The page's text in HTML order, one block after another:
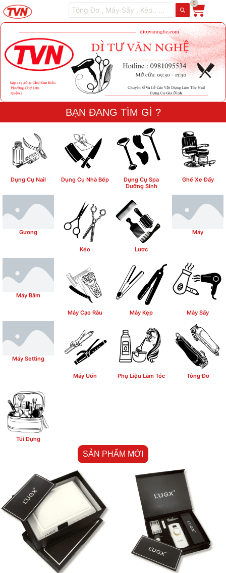
0
BẠN ĐANG TÌM GÌ ?
Dụng Cụ Nail Dụng Cụ Nhà Bếp
Dụng Cụ Spa
Dưỡng Sinh
Ghế Xe Đẩy
Gương
Kéo Lược
Máy
Máy Bấm
Máy Cạo Râu Máy Kẹp Máy Sấy
Máy Setting
Máy Uốn Phụ Liệu Làm Tóc Tông Đơ
Túi Đựng
SẢN PHẨM MỚI